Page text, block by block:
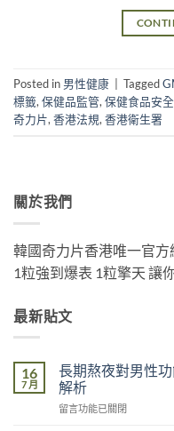
Posted in 男性健康 Tagged
標籤,保健品監管,保健食品安全
奇力片,香港法規,香港衛生署
關於我們
韓國奇力片香港唯一官方
1粒強到爆表 1粒擎天 讓
最新貼文
16
7 月
長期熬夜對男性
解析
在
留言功能已關閉